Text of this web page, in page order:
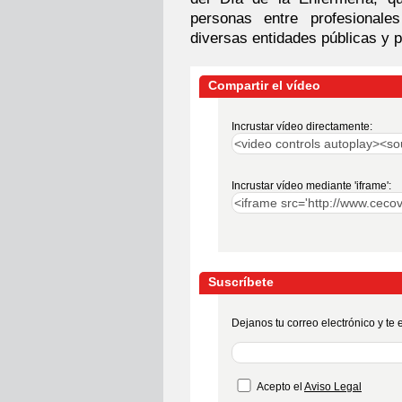
personas entre
diversas entidades públicas y
Compartir el vídeo
Incrustar vídeo directamente:
Incrustar vídeo mediante 'iframe':
Suscríbete
Dejanos tu correo electrónico y te
Acepto el Aviso Legal